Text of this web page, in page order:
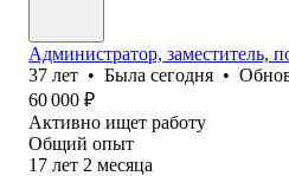
Администратор, заместитель,
37 лет • Была сегодня •
60 000 ₽
Активно ищет работу
Общий опыт
17 лет 2 месяца